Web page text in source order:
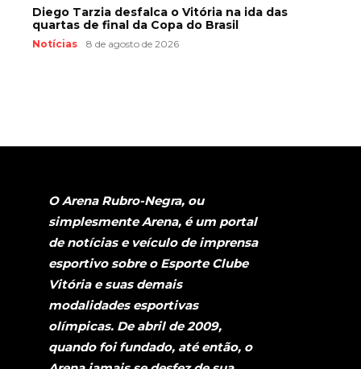
Diego Tarzia desfalca o Vitória na ida das
quartas de final da Copa do Brasil
Notícias 8 de agosto de 2026
O Arena Rubro-Negra, ou
simplesmente Arena, é um portal
de notícias e veículo de imprensa
esportivo sobre o Esporte Clube
Vitória e suas demais
modalidades esportivas
olímpicas. De abril de 2009,
quando foi fundado, até então, o